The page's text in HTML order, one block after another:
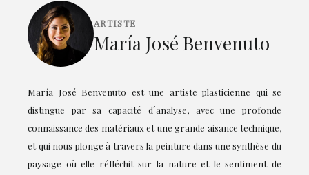
ARTISTE
María José Benvenuto
María José Benvenuto est une artiste plasticienne qui se
distingue par sa capacité d´analyse, avec une profonde
connaissance des matériaux et une grande aisance technique,
et qui nous plonge à travers la peinture dans une synthèse du
paysage où elle réfléchit sur la nature et le sentiment de